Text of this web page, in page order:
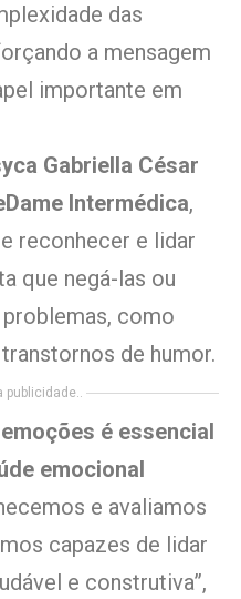
das
a mensagem
importante em
Gabriella César
Intermédica,
reconhecer e lidar
que negá-las ou
como
de humor.
publicidade..
é essencial
emocional
e avaliamos
capazes de lidar
e construtiva”,